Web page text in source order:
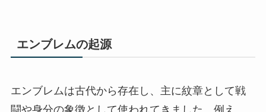
エンブレムの起源
エンブレムは古代から存在し、主に紋章として戦
闘や身分の象徴として使われてきました。例え